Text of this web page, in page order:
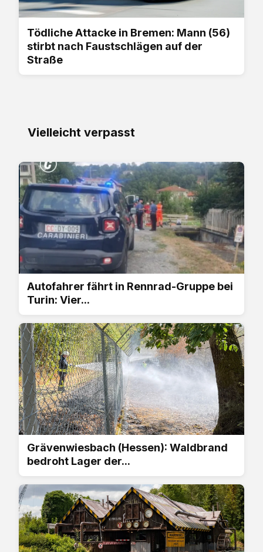
Tödliche Attacke in Bremen: Mann (56)
stirbt nach Faustschlägen auf der
Straße
Vielleicht verpasst
Autofahrer fährt in Rennrad-Gruppe bei
Turin: Vier...
Grävenwiesbach (Hessen): Waldbrand
bedroht Lager der...